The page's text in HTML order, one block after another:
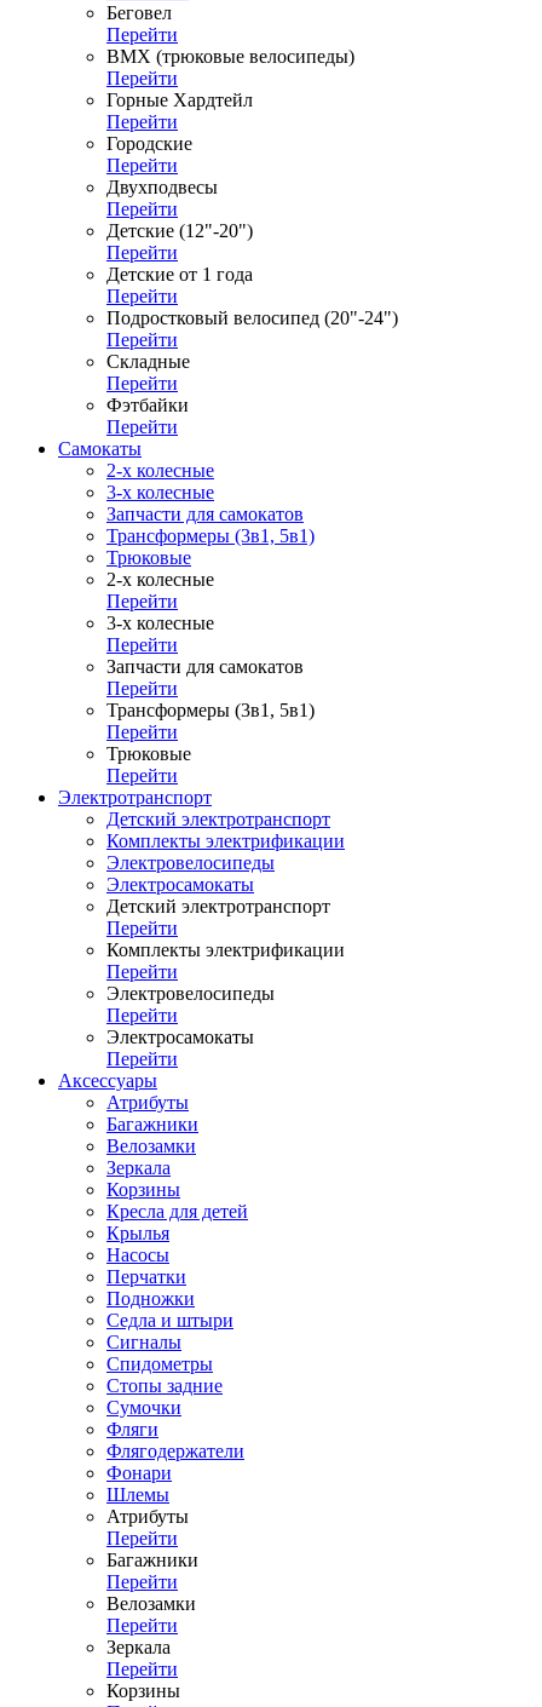
Беговел
Перейти
ВМХ (трюковые велосипеды)
Перейти
Горные Хардтейл
Перейти
Городские
Перейти
Двухподвесы
Перейти
Детские (12"-20")
Перейти
Детские от 1 года
Перейти
Подростковый велосипед (20"-24")
Перейти
Складные
Перейти
Фэтбайки
Перейти
Самокаты
2-х колесные
3-х колесные
Запчасти для самокатов
Трансформеры (3в1, 5в1)
Трюковые
2-х колесные
Перейти
3-х колесные
Перейти
Запчасти для самокатов
Перейти
Трансформеры (3в1, 5в1)
Перейти
Трюковые
Перейти
Электротранспорт
Детский электротранспорт
Комплекты электрификации
Электровелосипеды
Электросамокаты
Детский электротранспорт
Перейти
Комплекты электрификации
Перейти
Электровелосипеды
Перейти
Электросамокаты
Перейти
Аксессуары
Атрибуты
Багажники
Велозамки
Зеркала
Корзины
Кресла для детей
Крылья
Насосы
Перчатки
Подножки
Седла и штыри
Сигналы
Спидометры
Стопы задние
Сумочки
Фляги
Флягодержатели
Фонари
Шлемы
Атрибуты
Перейти
Багажники
Перейти
Велозамки
Перейти
Зеркала
Перейти
Корзины